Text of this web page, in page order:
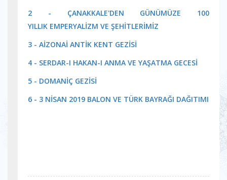
2 - ÇANAKKALE'DEN GÜNÜMÜZE 100
YILLIK EMPERYALİZM VE ŞEHİTLERİMİZ
3 - AİZONAİ ANTİK KENT GEZİSİ
4 - SERDAR-I HAKAN-I ANMA VE YAŞATMA GECESİ
5 - DOMANİÇ GEZİSİ
6 - 3 NİSAN 2019 BALON VE TÜRK BAYRAĞI DAĞITIMI